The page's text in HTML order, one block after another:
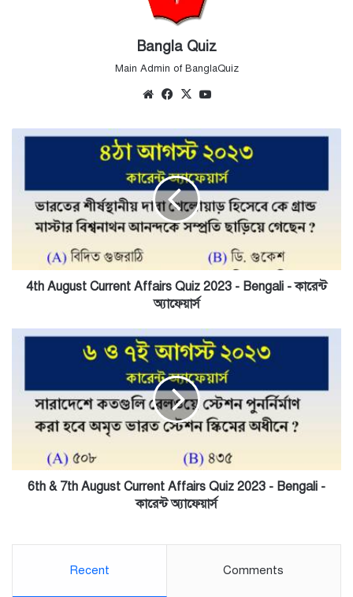
Bangla Quiz
Main Admin of BanglaQuiz
WebsiteFacebook
X
Bengali
-
কারেন্ট4th August Current Affairs Quiz 2023 - Bengali - কারেন্ট
অ্যাফেয়ার্স
Current
Affairs
-
Bengali
6th & 7th August Current Affairs Quiz 2023 - Bengali -
কারেন্ট অ্যাফেয়ার্স
Recent Comments